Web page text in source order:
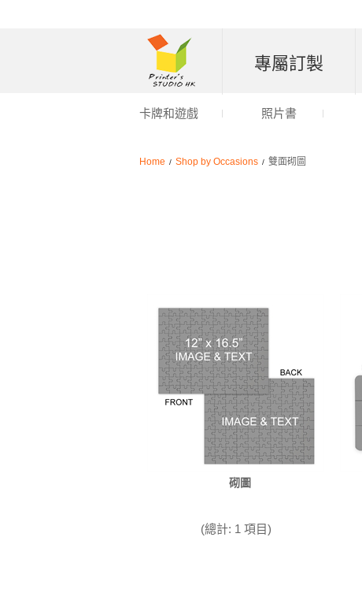
Home / Shop by Occasions / 雙面砌圖
砌圖
(總計: 1 項目)
專屬訂製
卡牌和遊戲 照片書